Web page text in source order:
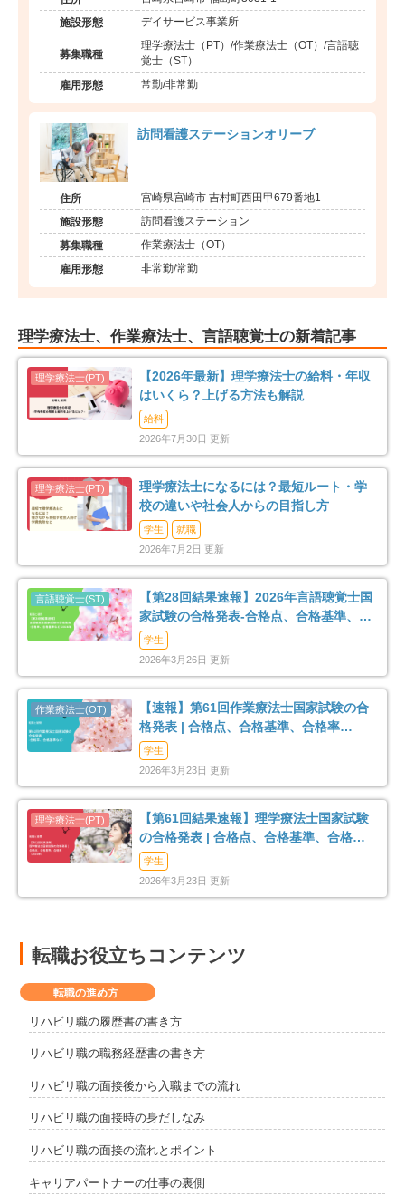
施設形態 デイサービス事業所
募集職種
理学療法士（PT）/作業療法士（OT）/言語聴
覚士（ST）
雇用形態 常勤/非常勤
訪問看護ステーションオリーブ
住所 宮崎県宮崎市 吉村町西田甲679番地1
施設形態 訪問看護ステーション
募集職種 作業療法士（OT）
雇用形態 非常勤/常勤
理学療法士、作業療法士、言語聴覚士の新着記事
【2026年最新】理学療法士の給料・年収
はいくら？上げる方法も解説
給料
2026年7月30日 更新
理学療法士になるには？最短ルート・学
校の違いや社会人からの目指し方
学生
就職
2026年7月2日 更新
【第28回結果速報】2026年言語聴覚士国
家試験の合格発表-合格点、合格基準、合
格率など-
学生
2026年3月26日 更新
【速報】第61回作業療法士国家試験の合
格発表 | 合格点、合格基準、合格率
（2026年）
学生
2026年3月23日 更新
【第61回結果速報】理学療法士国家試験
の合格発表 | 合格点、合格基準、合格率
（2026年）
学生
2026年3月23日 更新
転職お役立ちコンテンツ
転職の進め方
リハビリ職の履歴書の書き方
リハビリ職の職務経歴書の書き方
リハビリ職の面接後から入職までの流れ
リハビリ職の面接時の身だしなみ
リハビリ職の面接の流れとポイント
キャリアパートナーの仕事の裏側